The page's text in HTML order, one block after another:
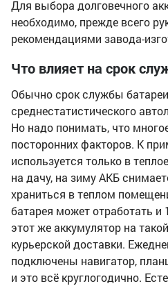
Для выбора долговечного
необходимо, прежде всего
рекомендациями завода-
Что влияет на срок
Обычно срок службы
среднестатистического
Но надо понимать, что
посторонних факторов. К
используется только в
на дачу, на зиму АКБ
храниться в теплом
батарея может отработать и
этот же аккумулятор на
курьерской доставки.
подключены навигатор,
и это всё круглогодично.